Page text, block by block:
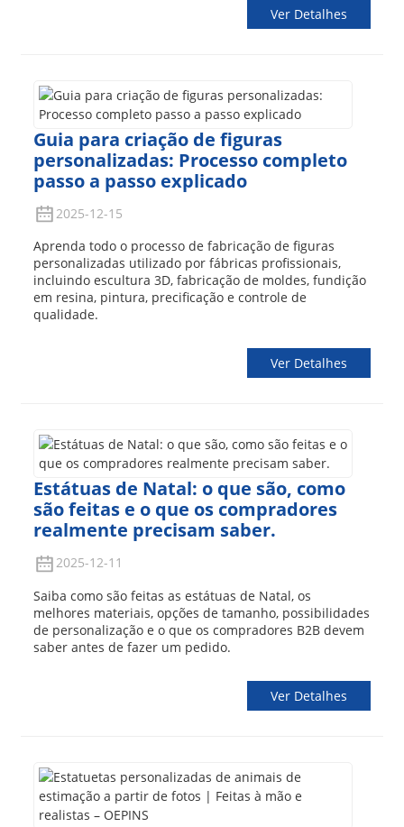
Ver Detalhes
Guia para criação de figuras
personalizadas: Processo completo
passo a passo explicado
2025-12-15
Aprenda todo o processo de fabricação de figuras
personalizadas utilizado por fábricas profissionais,
incluindo escultura 3D, fabricação de moldes, fundição
em resina, pintura, precificação e controle de
qualidade.
Ver Detalhes
Estátuas de Natal: o que são, como
são feitas e o que os compradores
realmente precisam saber.
2025-12-11
Saiba como são feitas as estátuas de Natal, os
melhores materiais, opções de tamanho, possibilidades
de personalização e o que os compradores B2B devem
saber antes de fazer um pedido.
Ver Detalhes